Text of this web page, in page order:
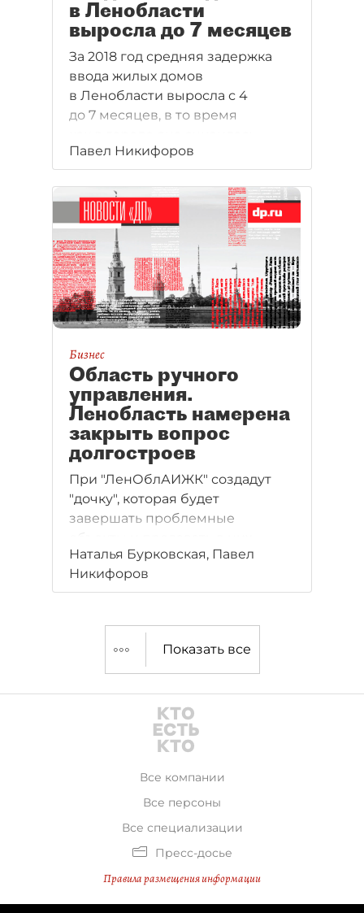
в Ленобласти
выросла до 7 месяцев
За 2018 год средняя задержка
ввода жилых домов
в Ленобласти выросла с 4
до 7 месяцев, в то время
до 2,9 месяца, подсчитали
аналитики ЕРЗ.
Павел Никифоров
Бизнес
Область ручного
управления.
Ленобласть намерена
закрыть вопрос
долгостроев
При "ЛенОблАИЖК" создадут
"дочку", которая будет
завершать проблемные
оставшиеся квартиры.
Наталья Бурковская, Павел
Никифоров
Показать все
Все компании
Все персоны
Все специализации
Пресс-досье
Правила размещения информации